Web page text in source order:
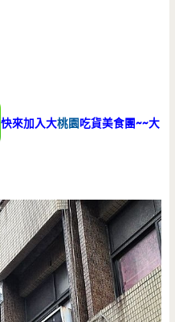
快來加入大桃園吃貨美食團~~大